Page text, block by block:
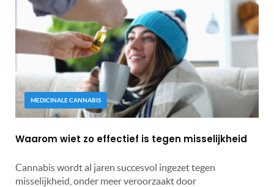
MEDICINALE CANNABIS
Waarom wiet zo effectief is tegen misselijkheid
Cannabis wordt al jaren succesvol ingezet tegen
misselijkheid, onder meer veroorzaakt door